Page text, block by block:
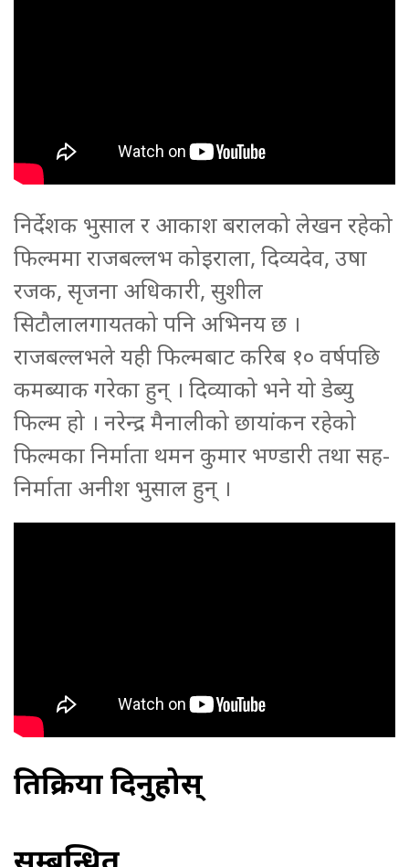
निर्देशक भुसाल र आकाश बरालको लेखन रहेको
फिल्ममा राजबल्लभ कोइराला, दिव्यदेव, उषा
रजक, सृजना अधिकारी, सुशील
सिटौलालगायतको पनि अभिनय छ ।
राजबल्लभले यही फिल्मबाट करिब १० वर्षपछि
कमब्याक गरेका हुन् । दिव्याको भने यो डेब्यु
फिल्म हो । नरेन्द्र मैनालीको छायांकन रहेको
फिल्मका निर्माता थमन कुमार भण्डारी तथा सह-
निर्माता अनीश भुसाल हुन् ।
प्रतिक्रिया दिनुहोस्